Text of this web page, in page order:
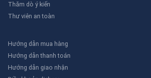
Thăm dò ý kiến
Thư viên an toàn
Hướng dẫn mua hàng
Hướng dẫn thanh toán
Hướng dẫn giao nhận